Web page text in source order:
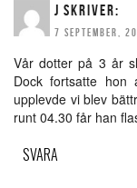
J SKRIVER:
7 SEPTEMBER,
Vår dotter på 3 år
Dock fortsatte
upplevde vi blev
runt 04.30 får han
SVARA